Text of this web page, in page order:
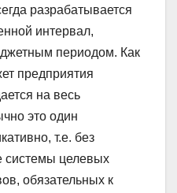
разрабатывается
интервал,
периодом. Как
предприятия
на весь
это один
т.е. без
системы целевых
обязательных к